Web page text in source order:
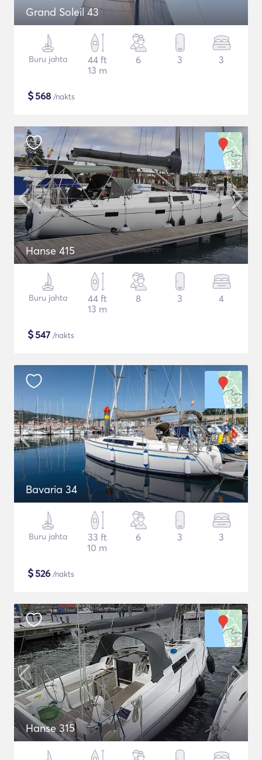
Grand Soleil 43
Buru jahta
44 ft
13 m
6 3 3
$568 /nakts
Hanse 415
Buru jahta
44 ft
13 m
8 3 4
$547 /nakts
Bavaria 34
Buru jahta
33 ft
10 m
6 3 3
$526 /nakts
Hanse 315